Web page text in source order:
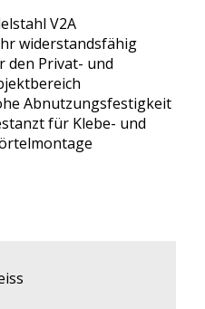
V2A
widerstandsfähig
den Privat- und
Abnutzungsfestigkeit
für Klebe- und